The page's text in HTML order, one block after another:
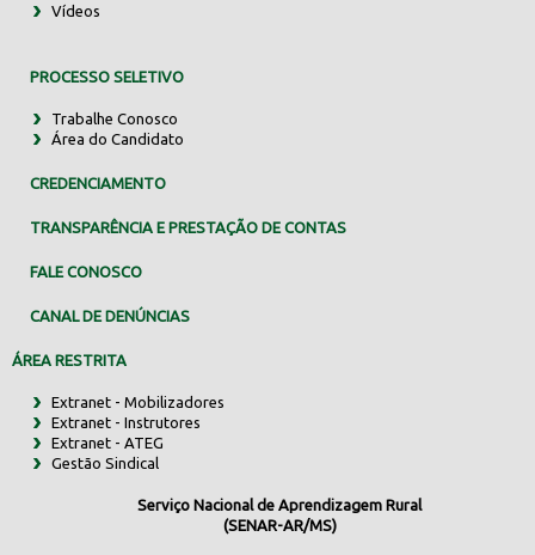
Vídeos
PROCESSO SELETIVO
Trabalhe Conosco
Área do Candidato
CREDENCIAMENTO
TRANSPARÊNCIA E PRESTAÇÃO DE CONTAS
FALE CONOSCO
CANAL DE DENÚNCIAS
ÁREA RESTRITA
Extranet - Mobilizadores
Extranet - Instrutores
Extranet - ATEG
Gestão Sindical
Serviço Nacional de Aprendizagem Rural
(SENAR-AR/MS)